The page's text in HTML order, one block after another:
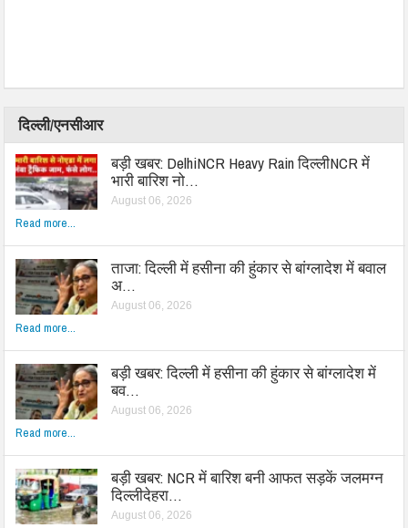
दिल्ली/एनसीआर
बड़ी खबर: DelhiNCR Heavy Rain दिल्लीNCR में
भारी बारिश नो…
August 06, 2026
Read more...
ताजा: दिल्ली में हसीना की हुंकार से बांग्लादेश में बवाल
अ…
August 06, 2026
Read more...
बड़ी खबर: दिल्ली में हसीना की हुंकार से बांग्लादेश में
बव…
August 06, 2026
Read more...
बड़ी खबर: NCR में बारिश बनी आफत सड़कें जलमग्न
दिल्लीदेहरा…
August 06, 2026